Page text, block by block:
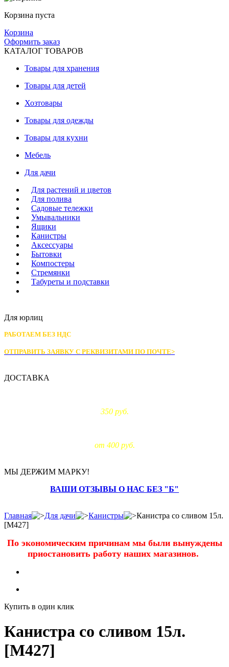
Корзина пуста
Корзина
Оформить заказ
КАТАЛОГ ТОВАРОВ
Товары для хранения
Товары для детей
Хозтовары
Товары для одежды
Товары для кухни
Мебель
Для дачи
Для растений и цветов
Для полива
Садовые тележки
Умывальники
Ящики
Канистры
Аксессуары
Бытовки
Компостеры
Стремянки
Табуреты и подставки
Для юрлиц
РАБОТАЕМ БЕЗ НДС
ОТПРАВИТЬ ЗАЯВКУ С РЕКВИЗИТАМИ ПО ПОЧТЕ>
ДОСТАВКА
350 руб.
от 400 руб.
МЫ ДЕРЖИМ МАРКУ!
ВАШИ ОТЗЫВЫ О НАС БЕЗ "Б"
Главная Для дачи Канистры
Канистра со сливом 15л.
[M427]
По экономическим причинам мы были вынуждены
приостановить работу наших магазинов.
Купить в один клик
Канистра со сливом 15л.
[M427]